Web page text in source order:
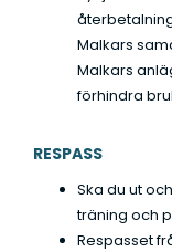
Malkars
Malkars
förhindra
RESPASS
Ska du ut
träning och
Respasset